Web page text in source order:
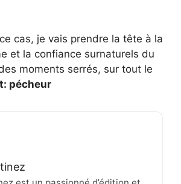
cas, je vais prendre la tête à la
et la confiance surnaturels du
moments serrés, sur tout le
pécheur